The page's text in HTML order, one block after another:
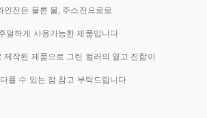
인잔은 물론 물, 주스잔으로로
얼하게 사용가능한 제품입니다
제작된 제품으로 그린 컬러의 옅고 진함이
를 수 있는 점 참고 부탁드립니다